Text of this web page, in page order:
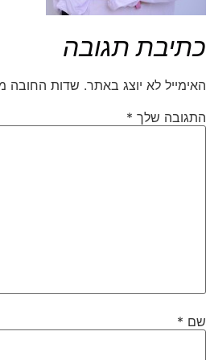
כתיבת תגובה
האימייל לא יוצג באתר. שדות החובה
התגובה שלך *
שם *